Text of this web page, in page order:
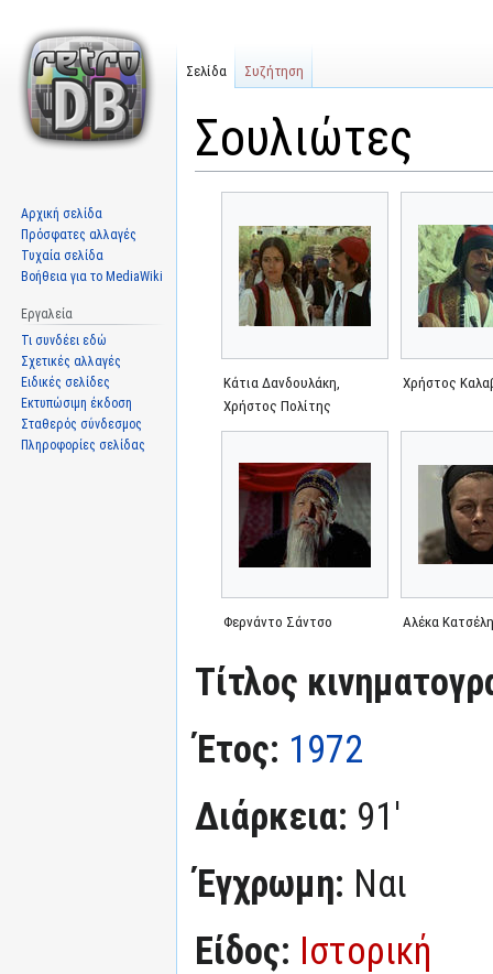
Σουλιώτες
πλοήγηση
αναζήτηση
Κάτια Δανδουλάκη,
Χρήστος Πολίτης
Χρήστος
Φερνάντο Σάντσο Αλέκα
Τίτλος
Έτος: 1972
Διάρκεια: 91'
Έγχρωμη: Ναι
Είδος: Ιστορική
Σελίδα Συζήτηση
Αρχική σελίδα
Πρόσφατες αλλαγές
Τυχαία σελίδα
Βοήθεια για το MediaWiki
Εργαλεία
Τι συνδέει εδώ
Σχετικές αλλαγές
Ειδικές σελίδες
Εκτυπώσιμη έκδοση
Σταθερός σύνδεσμος
Πληροφορίες σελίδας